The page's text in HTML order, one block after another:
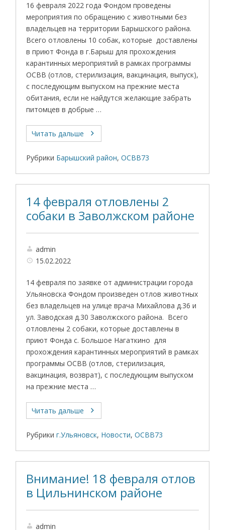
16 февраля 2022 года Фондом проведены
мероприятия по обращению с животными без
владельцев на территории Барышского района.
Всего отловлены 10 собак, которые доставлены
в приют Фонда в г.Барыш для прохождения
карантинных мероприятий в рамках программы
ОСВВ (отлов, стерилизация, вакцинация, выпуск),
с последующим выпуском на прежние места
обитания, если не найдутся желающие забрать
питомцев в добрые …
Читать дальше
Рубрики Барышский район,ОСВВ73
14 февраля отловлены 2
собаки в Заволжском районе
admin
15.02.2022
14 февраля по заявке от администрации города
Ульяновска Фондом произведен отлов животных
без владельцев на улице врача Михайлова д.36 и
ул. Заводская д.30 Заволжского района. Всего
отловлены 2 собаки, которые доставлены в
приют Фонда с. Большое Нагаткино для
прохождения карантинных мероприятий в рамках
программы ОСВВ (отлов, стерилизация,
вакцинация, возврат), с последующим выпуском
на прежние места …
Читать дальше
Рубрики г.Ульяновск, Новости,ОСВВ73
Внимание! 18 февраля отлов
в Цильнинском районе
admin